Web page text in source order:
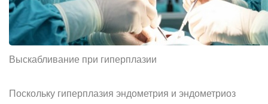
Выскабливание при гиперплазии
Поскольку гиперплазия эндометрия и эндометриоз